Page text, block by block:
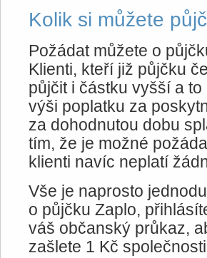
Kolik si můžete
Požádat můžete o
Klienti, kteří již půjčku
půjčit i částku vyšší a
výši poplatku za
za dohodnutou dobu
tím, že je možné
klienti navíc neplatí
Vše je naprosto
o půjčku Zaplo,
váš občanský průkaz,
zašlete 1 Kč